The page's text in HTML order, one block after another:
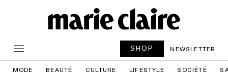
SHOP NEWSLETTER
MODE BEAUTÉ CULTURE LIFESTYLE SOCIÉTÉ